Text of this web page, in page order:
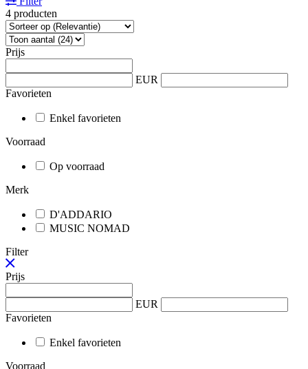
4 producten
Prijs
EUR
Favorieten
Enkel favorieten
Voorraad
Op voorraad
Merk
D'ADDARIO
MUSIC NOMAD
Filter
Prijs
EUR
Favorieten
Enkel favorieten
Voorraad